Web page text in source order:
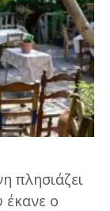
πλησιάζει
έκανε ο